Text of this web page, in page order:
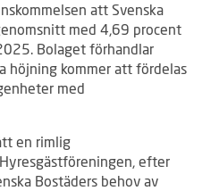
att Svenska
med 4,69 procent
Bolaget förhandlar
höjning kommer att fördelas
med
en rimlig
efter
Bostäders behov av